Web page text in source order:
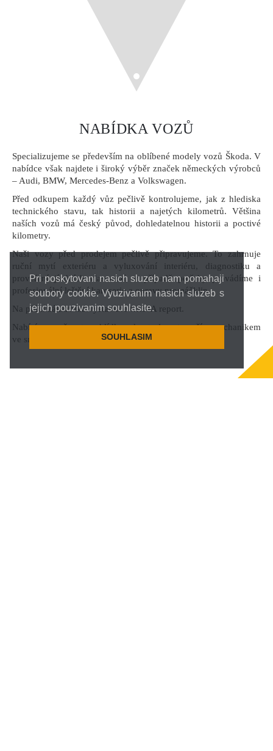
Pri poskytovani nasich sluzeb nam pomahaji
soubory cookie. Vyuzivanim nasich sluzeb s
jejich pouzivanim souhlasite.
SOUHLASIM
NABÍDKA VOZŮ
Specializujeme se především na oblíbené modely vozů Škoda. V
nabídce však najdete i široký výběr značek německých výrobců
– Audi, BMW, Mercedes-Benz a Volkswagen.
Před odkupem každý vůz pečlivě kontrolujeme, jak z hlediska
technického stavu, tak historii a najetých kilometrů. Většina
naších vozů má český původ, dohledatelnou historii a poctivé
kilometry.
Naši vozy před prodejem pečlivě připravujeme. To zahrnuje
ruční mytí exteriéru a vyluxování interiéru, diagnostiku a
prověření jízdních vlastností, v případě potřeby provádíme i
profesionální leštění karoserie a opravy promáčklin.
Na přání zákazníka vystavíme CEBIA report.
Nabízíme možnost prohlídky a kontroly auta vaším mechanikem
ve smluvním servisu.